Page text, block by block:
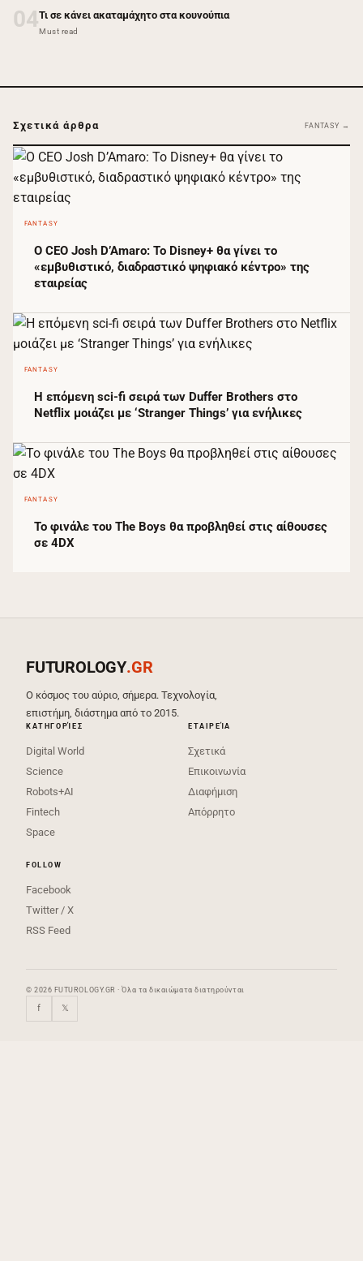
04Τι σε κάνει ακαταμάχητο στα κουνούπια
Must read
Σχετικά άρθρα FANTASY →
FANTASY
Ο CEO Josh D’Amaro: Το Disney+ θα γίνει το
«εμβυθιστικό, διαδραστικό ψηφιακό κέντρο» της
εταιρείας
FANTASY
Η επόμενη sci-fi σειρά των Duffer Brothers στο
Netflix μοιάζει με ‘Stranger Things’ για ενήλικες
FANTASY
Το φινάλε του The Boys θα προβληθεί στις αίθουσες
σε 4DX
FUTUROLOGY.GR
Ο κόσμος του αύριο, σήμερα. Τεχνολογία,
επιστήμη, διάστημα από το 2015.
ΚΑΤΗΓΟΡΊΕΣ
Digital World
Science
Robots+AI
Fintech
Space
ΕΤΑΙΡΕΊΑ
Σχετικά
Επικοινωνία
Διαφήμιση
Απόρρητο
FOLLOW
Facebook
Twitter / X
RSS Feed
© 2026 FUTUROLOGY.GR · Όλα τα δικαιώματα διατηρούνται
f 𝕏